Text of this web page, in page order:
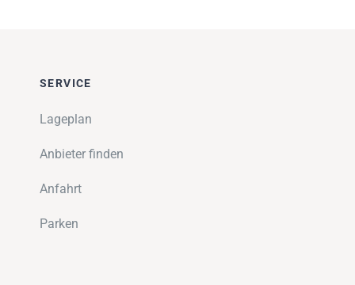
SERVICE
Lageplan
Anbieter finden
Anfahrt
Parken